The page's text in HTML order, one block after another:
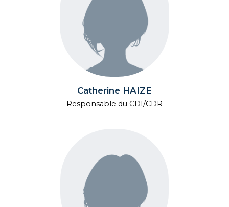
Catherine HAIZE
Responsable du CDI/CDR